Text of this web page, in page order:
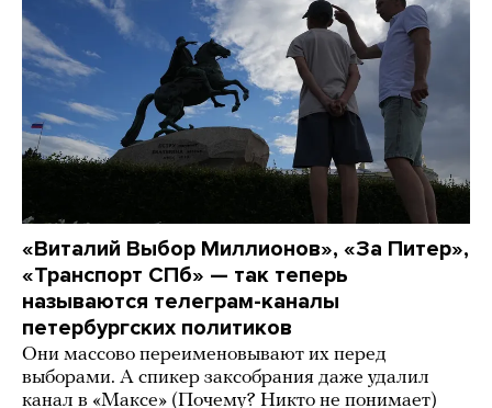
«Виталий Выбор Миллионов», «За Питер»,
«Транспорт СПб» — так теперь
называются телеграм-каналы
петербургских политиков
Они массово переименовывают их перед
выборами. А спикер заксобрания даже удалил
канал в «Максе» (Почему? Никто не понимает)